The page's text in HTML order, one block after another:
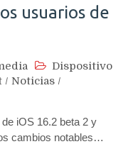
usuarios de
Dispositivo
/ Noticias /
iOS 16.2 beta 2 y
cambios notables…